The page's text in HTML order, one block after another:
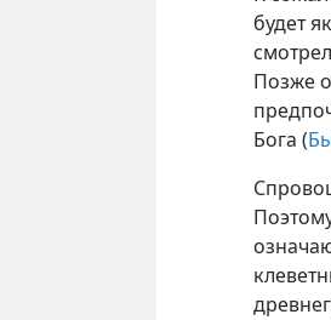
будет
Позже
Бога (